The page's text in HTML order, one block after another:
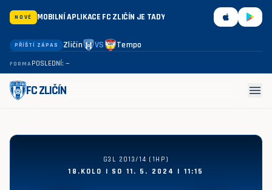
NOVÉ MOBILNÍ APLIKACE FC ZLIČÍN JE TADY
PŘÍŠTÍ ZÁPAS Zličín VS Tempo
FORMAPOSLEDNÍ: —
FC ZLIČÍN menu
Slovan Bohnice - Kolovraty 8:14
G3L 2013/14 (1HP)
18.KOLO | SO 11. 5. 2024 | 11:15